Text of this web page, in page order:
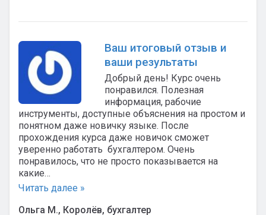
Ваш итоговый отзыв и
ваши результаты
Добрый день! Курс очень
понравился. Полезная
информация, рабочие
инструменты, доступные объяснения на простом и
понятном даже новичку языке. После
прохождения курса даже новичок сможет
уверенно работать бухгалтером. Очень
понравилось, что не просто показывается на
какие…
Читать далее »
Ольга М., Королёв, бухгалтер